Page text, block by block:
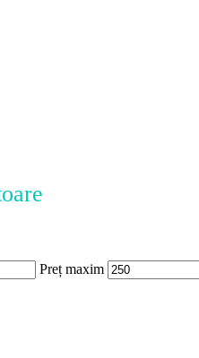
Preț maxim